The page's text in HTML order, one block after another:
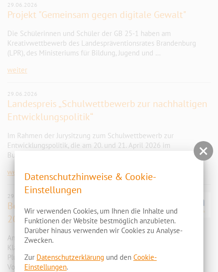
29.06.2026
Projekt "Gemeinsam gegen digitale Gewalt"
Die Schülerinnen und Schüler der GB 25-1 haben am
Kreativwettbewerb des Landespräventionsrates Brandenburg
(LPR), des Ministeriums für Bildung, Jugend und …
weiter
29.06.2026
Landespreis „Schulwettbewerb zur nachhaltigen
Entwicklungspolitik“
Im Rahmen der Jurysitzung zum Schulwettbewerb zur
Entwicklungspolitik, die am 20. und 21. April 2026 im
Bundesministerium für wirtschaftliche Zusammenarbeit …
weiter
29.06.2026
Besuch der Vocatium Cottbus
2026
Am 27. und 28.05.2026 besuchten 7
Klassen der Grundbildung/ Grundbildung
Plus die Berufs- und Studienmesse
Vocatium in der Lausitz Arena …
Datenschutzhinweise & Cookie-
Einstellungen
Wir verwenden Cookies, um Ihnen die Inhalte und
Funktionen der Website bestmöglich anzubieten.
Darüber hinaus verwenden wir Cookies zu Analyse-
Zwecken.
Zur Datenschutzerklärung und den Cookie-
Einstellungen.